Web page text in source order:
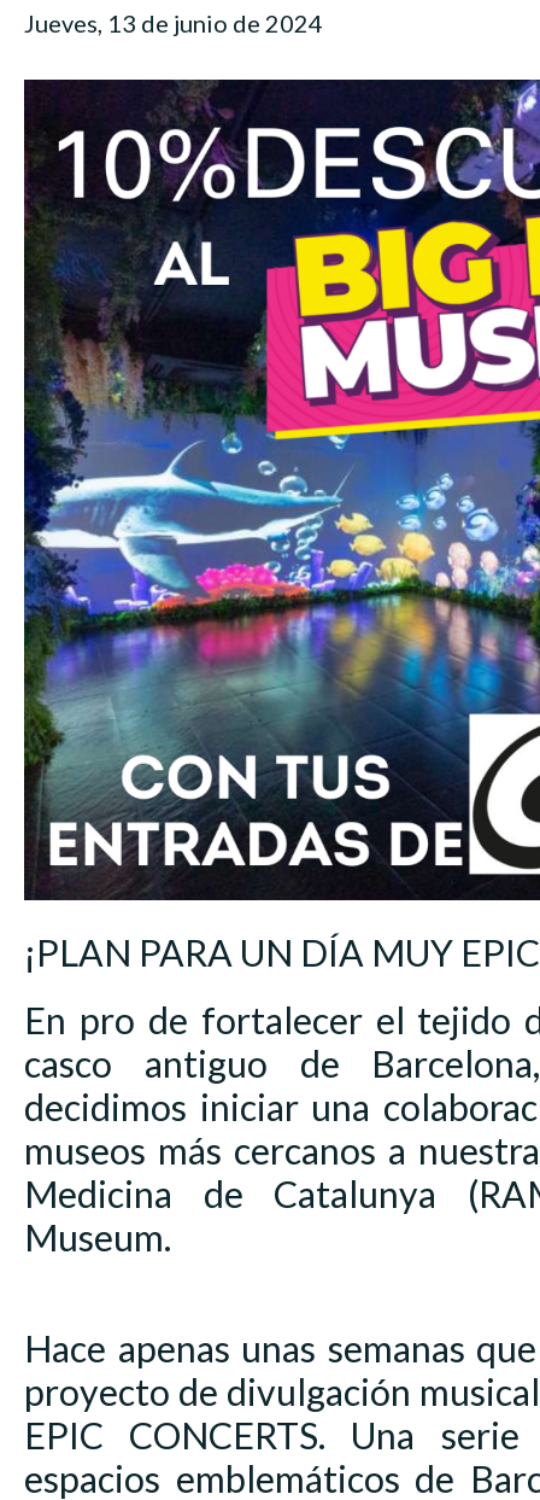
Jueves, 13 de junio de 2024
¡PLAN PARA UN DÍA MUY
En pro de fortalecer el tejido
casco antiguo de
decidimos iniciar una
museos más cercanos a
Medicina de Catalunya
Museum.
Hace apenas unas semanas
proyecto de divulgación
EPIC CONCERTS. Una
espacios emblemáticos de